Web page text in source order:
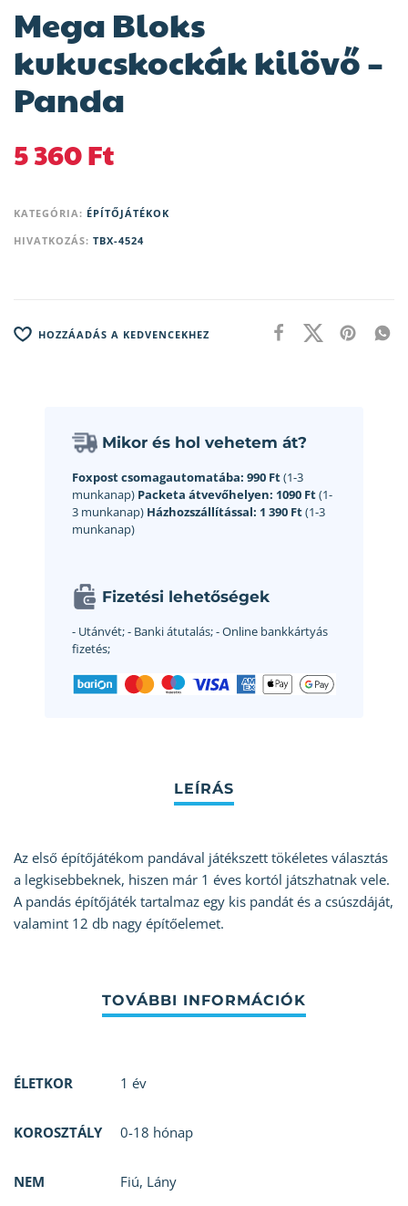
Mega Bloks
kukucskockák kilövő –
Panda
5 360Ft
KATEGÓRIA: ÉPÍTŐJÁTÉKOK
HIVATKOZÁS: TBX-4524
HOZZÁADÁS A KEDVENCEKHEZ
Mikor és hol vehetem át?
Foxpost csomagautomatába: 990 Ft(1-3
munkanap) Packeta átvevőhelyen: 1090 Ft(1-
3 munkanap) Házhozszállítással: 1 390 Ft(1-3
munkanap)
Fizetési lehetőségek
- Utánvét;- Banki átutalás;- Online bankkártyás
fizetés;
Az első építőjátékom pandával játékszett tökéletes választás
a legkisebbeknek, hiszen már 1 éves kortól játszhatnak vele.
A pandás építőjáték tartalmaz egy kis pandát és a csúszdáját,
valamint 12 db nagy építőelemet.
ÉLETKOR 1 év
KOROSZTÁLY 0-18 hónap
NEM Fiú, Lány